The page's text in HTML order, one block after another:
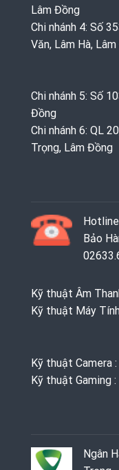
Lâm Đồng
Chi nhánh 4: Số
Văn, Lâm Hà,
Chi nhánh 5: Số
Đồng
Chi nhánh 6: QL
Trọng, Lâm Đồng
Bảo
Kỹ thuật Âm
Kỹ thuật Máy
Kỹ thuật Camera
Kỹ thuật Gaming ‭: ‬
Ngân